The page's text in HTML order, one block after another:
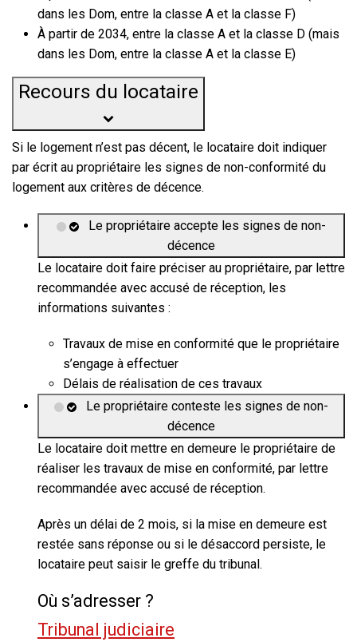
dans les Dom, entre la classe A et la classe F)
À partir de 2034, entre la classe A et la classe D (mais
dans les Dom, entre la classe A et la classe E)
Recours du locataire
Si le logement n’est pas décent, le locataire doit indiquer
par écrit au propriétaire les signes de non-conformité du
logement aux critères de décence.
Le propriétaire accepte les signes de non-
décence
Le locataire doit faire préciser au propriétaire, par lettre
recommandée avec accusé de réception, les
informations suivantes :
Travaux de mise en conformité que le propriétaire
s’engage à effectuer
Délais de réalisation de ces travaux
Le propriétaire conteste les signes de non-
décence
Le locataire doit mettre en demeure le propriétaire de
réaliser les travaux de mise en conformité, par lettre
recommandée avec accusé de réception.
Après un délai de 2 mois, si la mise en demeure est
restée sans réponse ou si le désaccord persiste, le
locataire peut saisir le greffe du tribunal.
Où s’adresser ?
Tribunal judiciaire